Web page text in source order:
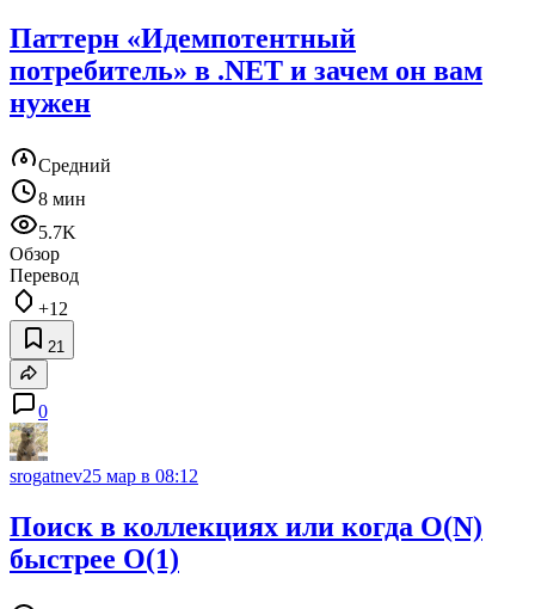
Паттерн «Идемпотентный
потребитель» в .NET и зачем он вам
нужен
Средний
8 мин
5.7K
Обзор
Перевод
+12
21
0
srogatnev25 мар в 08:12
Поиск в коллекциях или когда O(N)
быстрее O(1)